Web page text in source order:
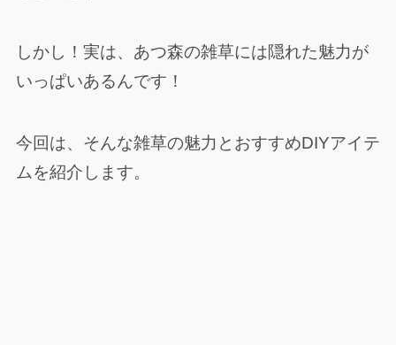
しかし！実は、あつ森の雑草には隠れた魅力が
いっぱいあるんです！
今回は、そんな雑草の魅力とおすすめDIYアイテ
ムを紹介します。